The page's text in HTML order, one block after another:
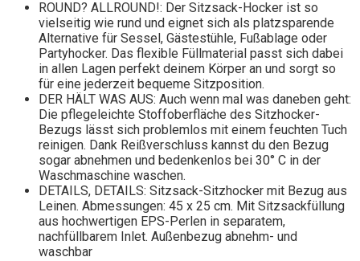
ROUND? ALLROUND!: Der Sitzsack-Hocker ist so
vielseitig wie rund und eignet sich als platzsparende
Alternative für Sessel, Gästestühle, Fußablage oder
Partyhocker. Das flexible Füllmaterial passt sich dabei
in allen Lagen perfekt deinem Körper an und sorgt so
für eine jederzeit bequeme Sitzposition.
DER HÄLT WAS AUS: Auch wenn mal was daneben geht:
Die pflegeleichte Stoffoberfläche des Sitzhocker-
Bezugs lässt sich problemlos mit einem feuchten Tuch
reinigen. Dank Reißverschluss kannst du den Bezug
sogar abnehmen und bedenkenlos bei 30° C in der
Waschmaschine waschen.
DETAILS, DETAILS: Sitzsack-Sitzhocker mit Bezug aus
Leinen. Abmessungen: 45 x 25 cm. Mit Sitzsackfüllung
aus hochwertigen EPS-Perlen in separatem,
nachfüllbarem Inlet. Außenbezug abnehm- und
waschbar